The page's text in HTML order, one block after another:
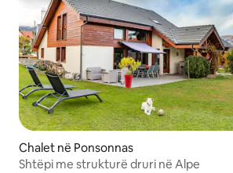
Chalet në Ponsonnas
Shtëpi me strukturë druri në Alpe